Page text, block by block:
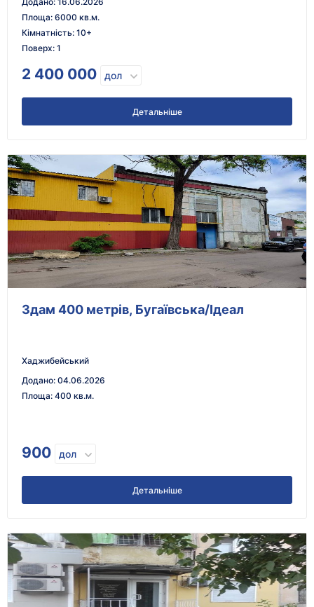
Площа: 6000 кв.м.
Кімнатність: 10+
Поверх: 1
2 400 000 дол
Детальніше
Здам 400 метрів, Бугаївська/Ідеал
Хаджибейський
Додано: 04.06.2026
Площа: 400 кв.м.
900 дол
Детальніше